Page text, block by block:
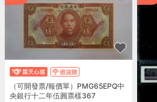
（可開發票/報價單）PMG65EPQ中
央銀行十二年伍圓票樣367